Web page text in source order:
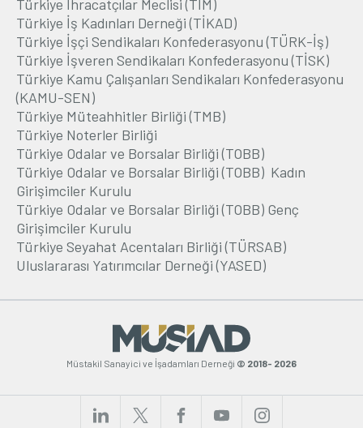
Türkiye İhracatçılar Meclisi (TİM)
Türkiye İş Kadınları Derneği (TİKAD)
Türkiye İşçi Sendikaları Konfederasyonu (TÜRK-İş)
Türkiye İşveren Sendikaları Konfederasyonu (TİSK)
Türkiye Kamu Çalışanları Sendikaları Konfederasyonu
(KAMU-SEN)
Türkiye Müteahhitler Birliği (TMB)
Türkiye Noterler Birliği
Türkiye Odalar ve Borsalar Birliği (TOBB)
Türkiye Odalar ve Borsalar Birliği (TOBB) Kadın
Girişimciler Kurulu
Türkiye Odalar ve Borsalar Birliği (TOBB) Genç
Girişimciler Kurulu
Türkiye Seyahat Acentaları Birliği (TÜRSAB)
Uluslararası Yatırımcılar Derneği (YASED)
Müstakil Sanayici ve İşadamları Derneği © 2018- 2026